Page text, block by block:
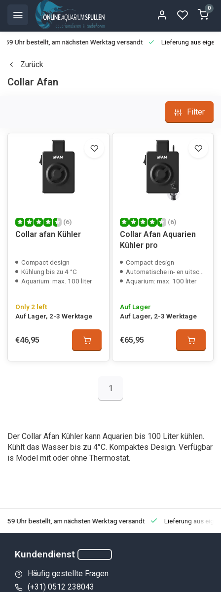
0
Uhr bestellt, am nächsten Werktag versandt Lieferung aus
Zurück
Collar Afan
Filter
(6)
Collar afan Kühler
Compact design
Kühlung bis zu 4 °C
Aquarium: max. 100 liter
Only 2 left
Auf Lager, 2-3 Werktage
€46,95
(6)
Collar Afan Aquarien
Kühler pro
Compact design
Automatische in- en uitschakeling
Aquarium: max. 100 liter
Auf Lager
Auf Lager, 2-3 Werktage
€65,95
1
Der Collar Afan Kühler kann Aquarien bis 100 Liter kühlen.
Kühlt das Wasser bis zu 4°C. Kompaktes Design. Verfügbar
is Model mit oder ohne Thermostat.
Uhr bestellt, am nächsten Werktag versandt Lieferung aus
Kundendienst
Häufig gestellte Fragen
(+31) 0512 238043